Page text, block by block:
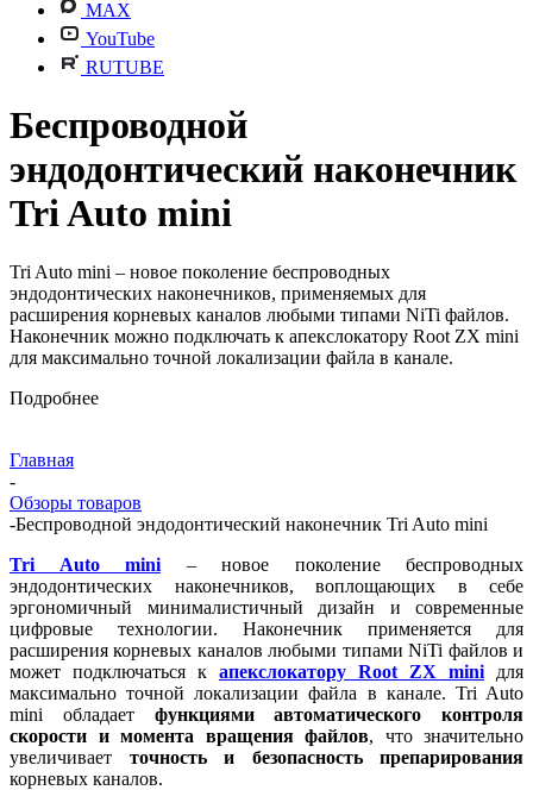
MAX
YouTube
RUTUBE
Беспроводной
эндодонтический наконечник
Tri Auto mini
Tri Auto mini – новое поколение беспроводных
эндодонтических наконечников, применяемых для
расширения корневых каналов любыми типами NiTi файлов.
Наконечник можно подключать к апекслокатору Root ZX mini
для максимально точной локализации файла в канале.
Подробнее
Главная
-
Обзоры товаров
-Беспроводной эндодонтический наконечник Tri Auto mini
Tri Auto mini – новое поколение беспроводных
эндодонтических наконечников, воплощающих в себе
эргономичный минималистичный дизайн и современные
цифровые технологии. Наконечник применяется для
расширения корневых каналов любыми типами NiTi файлов и
может подключаться к апекслокатору Root ZX mini для
максимально точной локализации файла в канале. Tri Auto
mini обладает функциями автоматического контроля
скорости и момента вращения файлов, что значительно
увеличивает точность и безопасность препарирования
корневых каналов.